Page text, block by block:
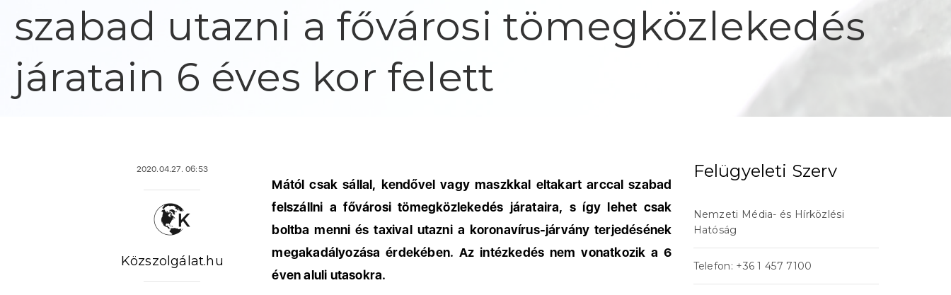
szabad utazni a fővárosi tömegközlekedés
járatain 6 éves kor felett
2020.04.27. 06:53
Közszolgálat.hu
Mától csak sállal, kendővel vagy maszkkal eltakart arccal szabad
felszállni a fővárosi tömegközlekedés járataira, s így lehet csak
boltba menni és taxival utazni a koronavírus-járvány terjedésének
megakadályozása érdekében. Az intézkedés nem vonatkozik a 6
éven aluli utasokra.
Felügyeleti Szerv
Nemzeti Média- és Hírközlési
Hatóság
Telefon: +36 1 457 7100